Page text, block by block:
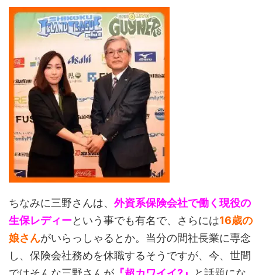
ちなみに三野さんは、 外資系保険会社で働く現役の
生保レディーという事でも有名で、さらには16歳の
娘さんがいらっしゃるとか。当分の間社長業に専念
し、保険会社務めを休職するそうですが、今、世間